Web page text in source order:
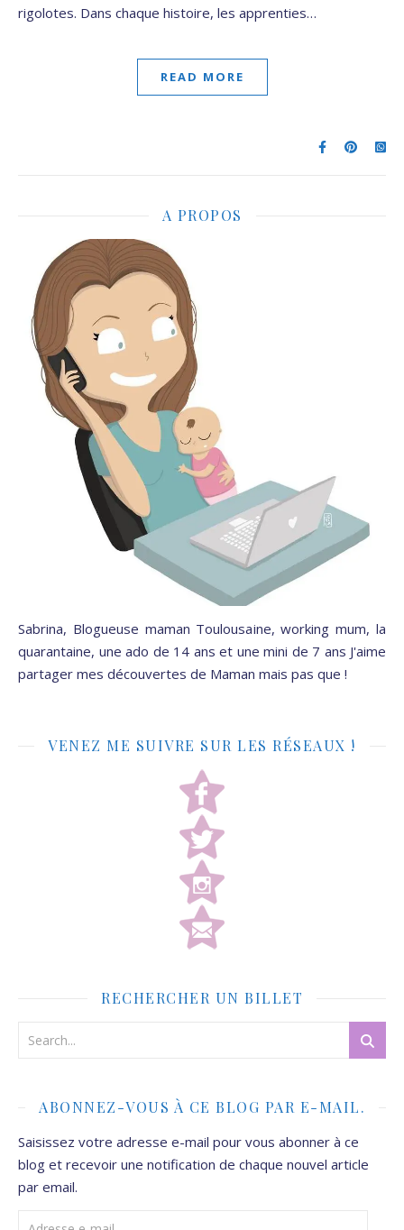
rigolotes. Dans chaque histoire, les apprenties…
READ MORE
A PROPOS
Sabrina, Blogueuse maman Toulousaine, working mum, la
quarantaine, une ado de 14 ans et une mini de 7 ans J'aime
partager mes découvertes de Maman mais pas que !
VENEZ ME SUIVRE SUR LES RÉSEAUX !
RECHERCHER UN BILLET
ABONNEZ-VOUS À CE BLOG PAR E-MAIL.
Saisissez votre adresse e-mail pour vous abonner à ce
blog et recevoir une notification de chaque nouvel article
par email.
Adresse e-mail